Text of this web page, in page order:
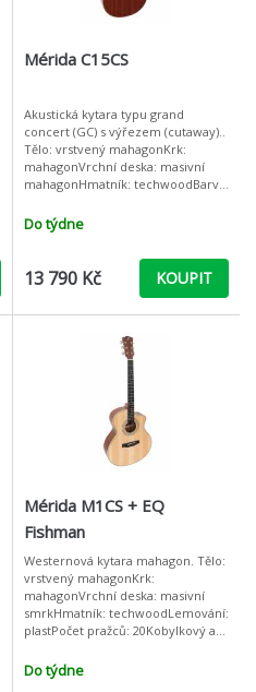
Mérida C15CS
Akustická kytara typu grand
concert (GC) s výřezem (cutaway)..
Tělo: vrstvený mahagonKrk:
mahagonVrchní deska: masivní
mahagonHmatník: techwoodBarva:
pražců: 20Kobylkový a nultý
pražec: kostPo
Do týdne
13 790 Kč KOUPIT
Mérida M1CS + EQ
Fishman
Westernová kytara mahagon. Tělo:
vrstvený mahagonKrk:
mahagonVrchní deska: masivní
smrkHmatník: techwoodLemování:
plastPočet pražců: 20Kobylkový a
úprava: matŠířka hmatníku u
nultého pražce [m
Do týdne